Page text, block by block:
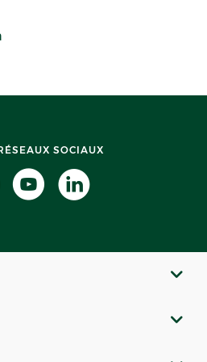
SOCIAUX